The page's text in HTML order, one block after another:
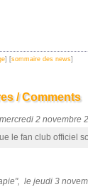
] [sommaire des news]
/ Comments
2 novembre
le fan club officiel
le jeudi 3